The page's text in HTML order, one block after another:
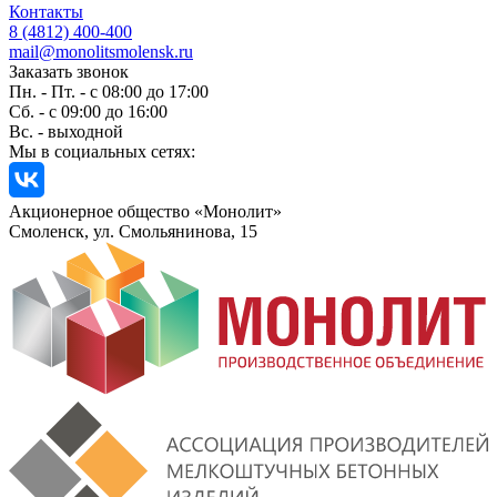
Контакты
8 (4812) 400-400
mail@monolitsmolensk.ru
Заказать звонок
Пн. - Пт. - с 08:00 до 17:00
Сб. - с 09:00 до 16:00
Вс. - выходной
Мы в социальных сетях:
Акционерное общество «Монолит»
Смоленск, ул. Смольянинова, 15